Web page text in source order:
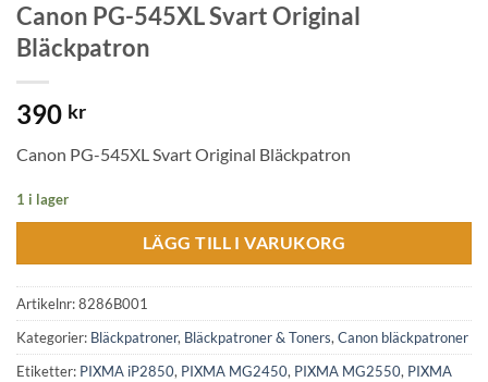
Canon PG-545XL Svart Original
Bläckpatron
390 kr
Canon PG-545XL Svart Original Bläckpatron
1 i lager
LÄGG TILL I VARUKORG
Artikelnr:8286B001
Kategorier: Bläckpatroner, Bläckpatroner & Toners,Canon bläckpatroner
Etiketter: PIXMA iP2850, PIXMA MG2450, PIXMA MG2550, PIXMA